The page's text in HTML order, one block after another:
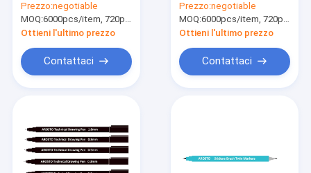
azione di pompa
delle penne di
indicatore della
pittura di 7mm 12mm
15mm
Prezzo:negotiable
MOQ:6000pcs/item, 720pcs/color
Ottieni l'ultimo prezzo
Contattaci
indicatore/di
indicatore arte della
sicurezza per gli
artisti
Prezzo:negotiable
MOQ:6000pcs/item, 720pcs/color
Ottieni l'ultimo prezzo
Contattaci